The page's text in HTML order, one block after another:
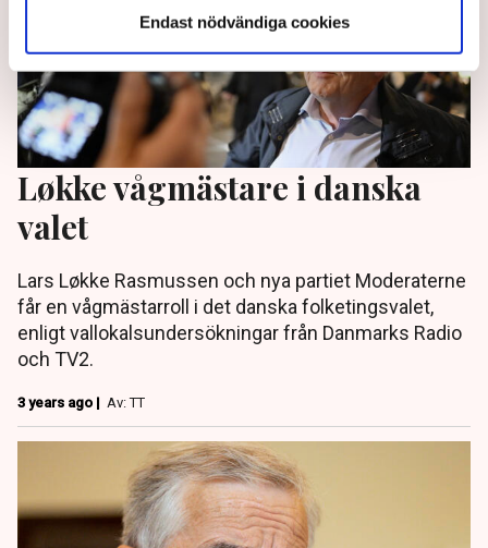
Endast nödvändiga cookies
Løkke vågmästare i danska
valet
Lars Løkke Rasmussen och nya partiet Moderaterne
får en vågmästarroll i det danska folketingsvalet,
enligt vallokalsundersökningar från Danmarks Radio
och TV2.
3 years ago | Av: TT